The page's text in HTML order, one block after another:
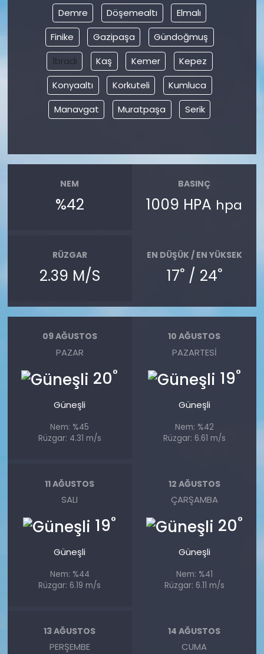
Demre
Döşemealtı
Elmalı
Finike
Gazipaşa
Gündoğmuş
İbradı
Kaş Kemer
Kepez
Konyaaltı
Korkuteli
Kumluca
Manavgat
Muratpaşa Serik
NEM
%42
BASINÇ
1009 HPA hpa
RÜZGAR
2.39 M/S
EN DÜŞÜK / EN YÜKSEK
17°/ 24°
09 AĞUSTOS
PAZAR
20°
Güneşli
Nem: %45
Rüzgar: 4.31 m/s
10 AĞUSTOS
PAZARTESI
19°
Güneşli
Nem: %42
Rüzgar: 6.61 m/s
11 AĞUSTOS
SALI
19°
Güneşli
Nem: %44
Rüzgar: 6.19 m/s
12 AĞUSTOS
ÇARŞAMBA
20°
Güneşli
Nem: %41
Rüzgar: 6.11 m/s
13 AĞUSTOS
PERŞEMBE
14 AĞUSTOS
CUMA